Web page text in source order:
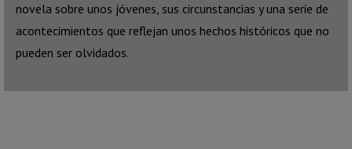
novela sobre unos jóvenes, sus circunstancias y una serie de
acontecimientos que reflejan unos hechos históricos que no
pueden ser olvidados.